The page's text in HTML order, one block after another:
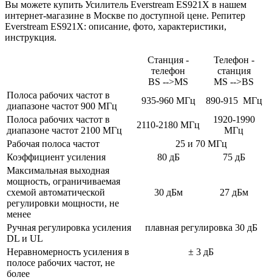
Вы можете купить Усилитель Everstream ES921X в нашем
интернет-магазине в Москве по доступной цене. Репитер
Everstream ES921X: описание, фото, характеристики,
инструкция.
Станция -
телефон
BS -->MS
Телефон -
станция
MS -->BS
Полоса рабочих частот в
диапазоне частот 900 МГц
935-960 МГц
890-915 МГц
Полоса рабочих частот в
диапазоне частот 2100 МГц
2110-2180 МГц
1920-1990
МГц
Рабочая полоса частот
25 и 70 МГц
Коэффициент усиления
80 дБ
75 дБ
Максимальная выходная
мощность, ограничиваемая
схемой автоматической
регулировки мощности, не
менее
30 дБм 27 дБм
Ручная регулировка усиления
DL и UL
плавная регулировка 30 дБ
Неравномерность усиления в
полосе рабочих частот, не
более
± 3 дБ